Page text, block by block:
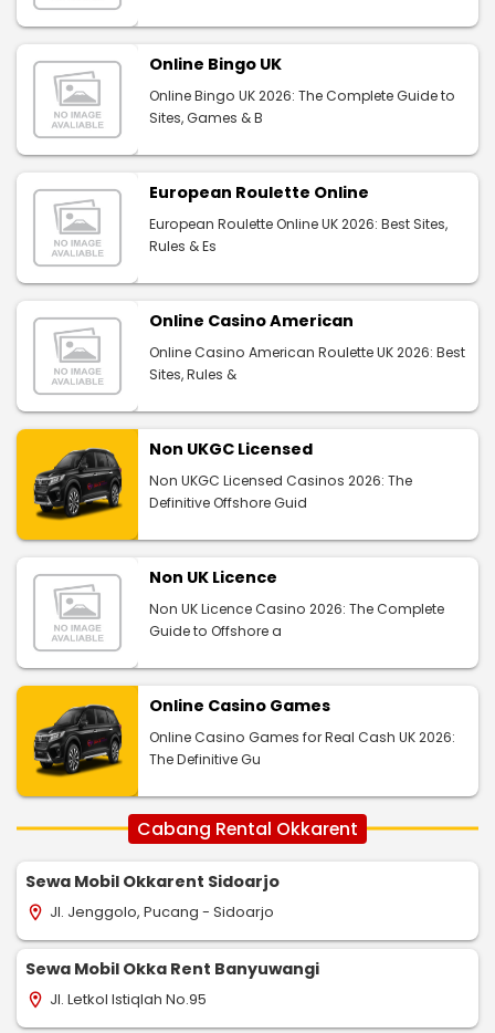
Online Bingo UK
Online Bingo UK 2026: The Complete Guide to
Sites, Games & B
European Roulette Online
European Roulette Online UK 2026: Best Sites,
Rules & Es
Online Casino American
Online Casino American Roulette UK 2026: Best
Sites, Rules &
Non UKGC Licensed
Non UKGC Licensed Casinos 2026: The
Definitive Offshore Guid
Non UK Licence
Non UK Licence Casino 2026: The Complete
Guide to Offshore a
Online Casino Games
Online Casino Games for Real Cash UK 2026:
The Definitive Gu
Cabang Rental Okkarent
Sewa Mobil Okkarent Sidoarjo
location_on Jl. Jenggolo, Pucang - Sidoarjo
Sewa Mobil Okka Rent Banyuwangi
location_on Jl. Letkol Istiqlah No.95